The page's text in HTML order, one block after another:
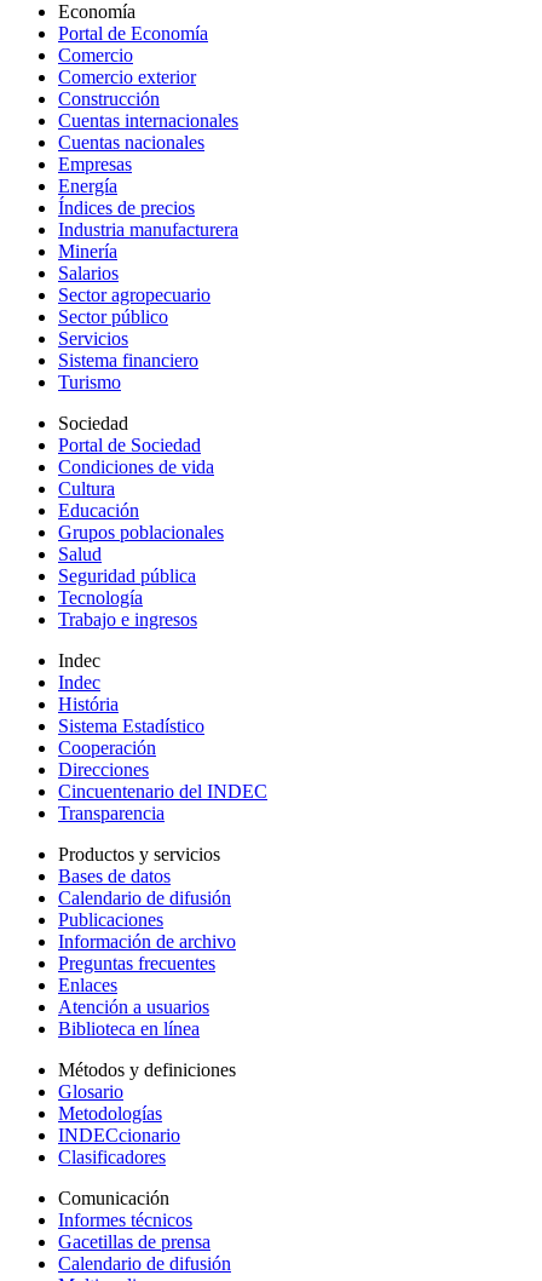
Economía
Portal de Economía
Comercio
Comercio exterior
Construcción
Cuentas internacionales
Cuentas nacionales
Empresas
Energía
Índices de precios
Industria manufacturera
Minería
Salarios
Sector agropecuario
Sector público
Servicios
Sistema financiero
Turismo
Sociedad
Portal de Sociedad
Condiciones de vida
Cultura
Educación
Grupos poblacionales
Salud
Seguridad pública
Tecnología
Trabajo e ingresos
Indec
Indec
História
Sistema Estadístico
Cooperación
Direcciones
Cincuentenario del INDEC
Transparencia
Productos y servicios
Bases de datos
Calendario de difusión
Publicaciones
Información de archivo
Preguntas frecuentes
Enlaces
Atención a usuarios
Biblioteca en línea
Métodos y definiciones
Glosario
Metodologías
INDECcionario
Clasificadores
Comunicación
Informes técnicos
Gacetillas de prensa
Calendario de difusión